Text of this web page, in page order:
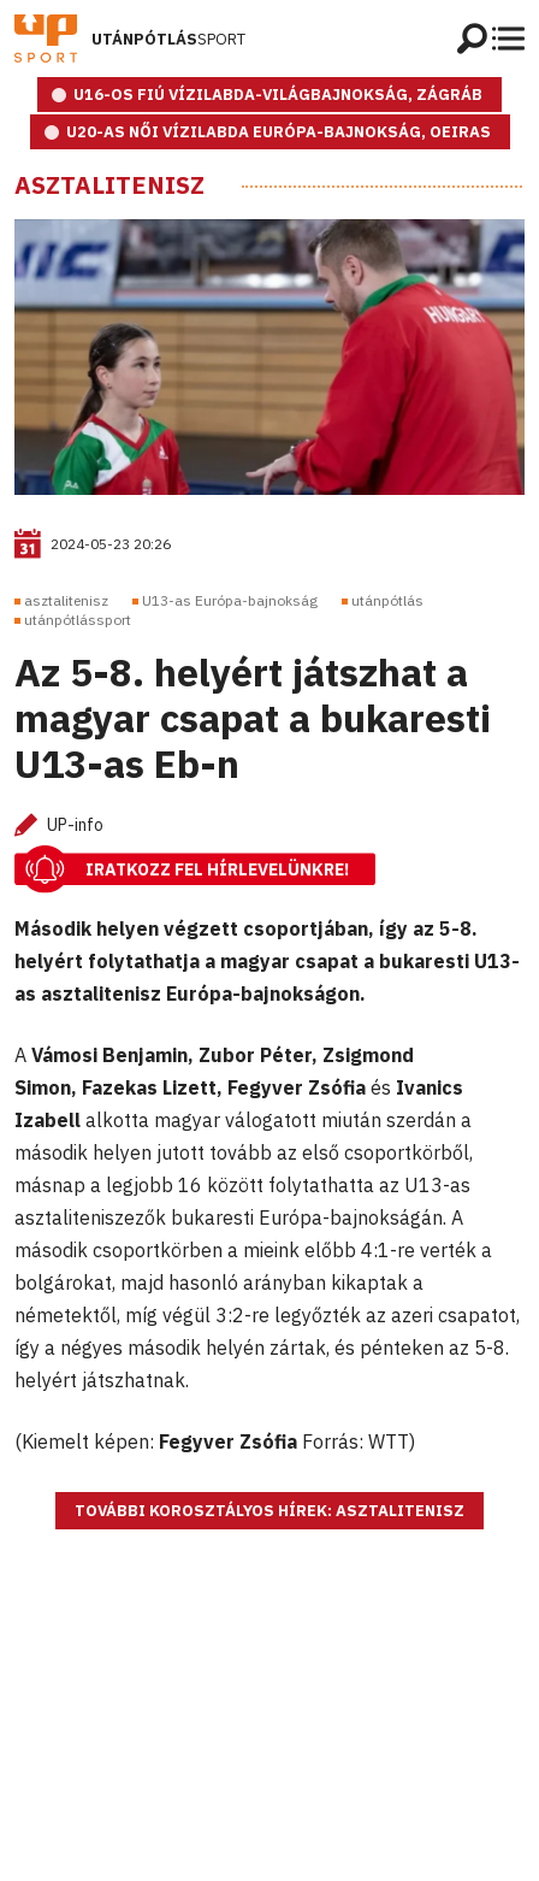
UTÁNPÓTLÁSSPORT
U16-OS FIÚ VÍZILABDA-VILÁGBAJNOKSÁG, ZÁGRÁB
U20-AS NŐI VÍZILABDA EURÓPA-BAJNOKSÁG, OEIRAS
ASZTALITENISZ
2024-05-23 20:26
asztalitenisz U13-as Európa-bajnokság
utánpótlás
utánpótlássport
Az 5-8. helyért játszhat a
magyar csapat a bukaresti
U13-as Eb-n
UP-info
IRATKOZZ FEL HÍRLEVELÜNKRE!
Második helyen végzett csoportjában, így az 5-8.
helyért folytathatja a magyar csapat a bukaresti U13-
as asztalitenisz Európa-bajnokságon.
A Vámosi Benjamin, Zubor Péter, Zsigmond
Simon, Fazekas Lizett, Fegyver Zsófia és Ivanics
Izabell alkotta magyar válogatott miután szerdán a
második helyen jutott tovább az első csoportkörből,
másnap a legjobb 16 között folytathatta az U13-as
asztaliteniszezők bukaresti Európa-bajnokságán. A
második csoportkörben a mieink előbb 4:1-re verték a
bolgárokat, majd hasonló arányban kikaptak a
németektől, míg végül 3:2-re legyőzték az azeri csapatot,
így a négyes második helyén zártak, és pénteken az 5-8.
helyért játszhatnak.
(Kiemelt képen: Fegyver Zsófia Forrás: WTT)
TOVÁBBI KOROSZTÁLYOS HÍREK: ASZTALITENISZ